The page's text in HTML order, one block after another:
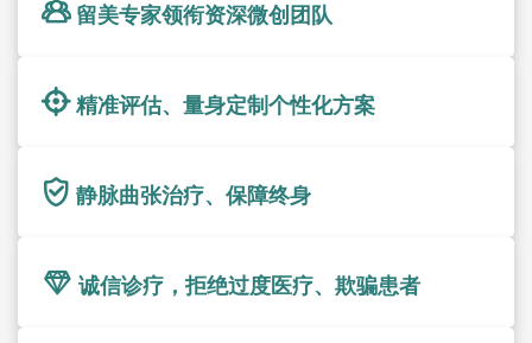
留美专家领衔资深微创团队
精准评估、量身定制个性化方案
静脉曲张治疗、保障终身
诚信诊疗，拒绝过度医疗、欺骗患者